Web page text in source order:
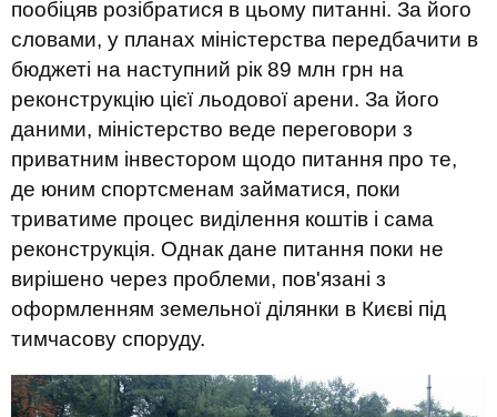
пообіцяв розібратися в цьому питанні. За його
словами, у планах міністерства передбачити в
бюджеті на наступний рік 89 млн грн на
реконструкцію цієї льодової арени. За його
даними, міністерство веде переговори з
приватним інвестором щодо питання про те,
де юним спортсменам займатися, поки
триватиме процес виділення коштів і сама
реконструкція. Однак дане питання поки не
вирішено через проблеми, пов'язані з
оформленням земельної ділянки в Києві під
тимчасову споруду.